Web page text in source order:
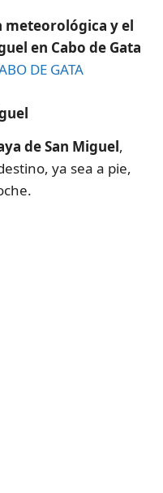
meteorológica y el
en Cabo de Gata
DE GATA
de San Miguel,
ya sea a pie,